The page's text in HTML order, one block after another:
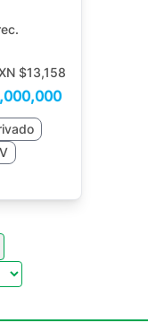
$13,158